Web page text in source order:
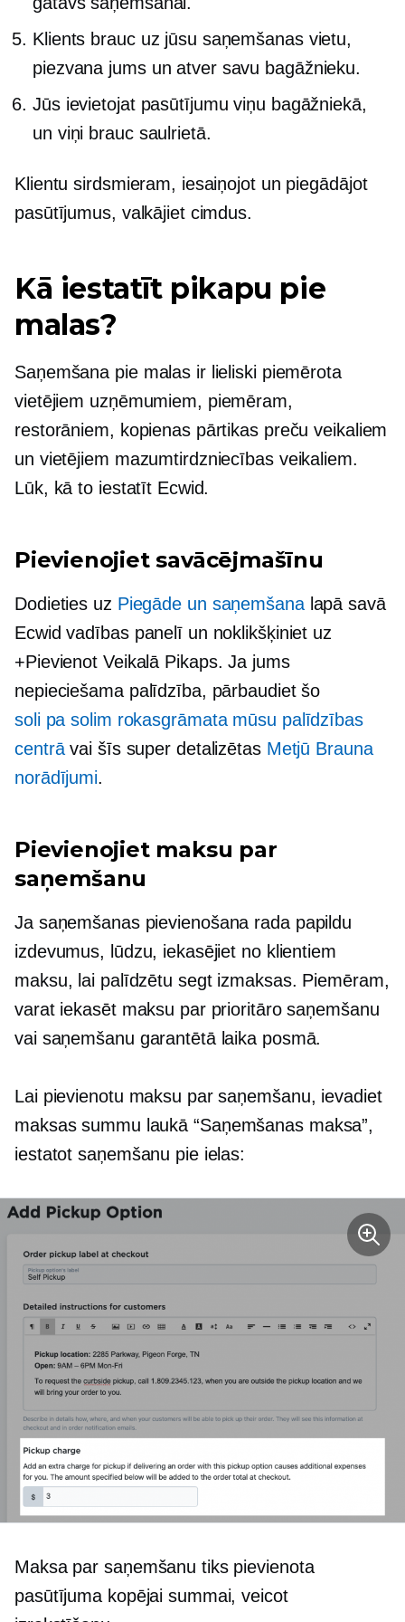
Klients brauc uz jūsu saņemšanas vietu,
piezvana jums un atver savu bagāžnieku.
Jūs ievietojat pasūtījumu viņu bagāžniekā,
un viņi brauc saulrietā.
Klientu sirdsmieram, iesaiņojot un piegādājot
pasūtījumus, valkājiet cimdus.
Kā iestatīt pikapu pie
malas?
Saņemšana pie malas ir lieliski piemērota
vietējiem uzņēmumiem, piemēram,
restorāniem, kopienas pārtikas preču veikaliem
un vietējiem mazumtirdzniecības veikaliem.
Lūk, kā to iestatīt Ecwid.
Pievienojiet savācējmašīnu
Dodieties uz Piegāde un saņemšanalapā savā
Ecwid vadības panelī un noklikšķiniet uz
+Pievienot Veikalā Pikaps. Ja jums
nepieciešama palīdzība, pārbaudiet šo
soli pa solim rokasgrāmata mūsu palīdzības
centrāvai šīs super detalizētas Metjū Brauna
norādījumi.
Pievienojiet maksu par
saņemšanu
Ja saņemšanas pievienošana rada papildu
izdevumus, lūdzu, iekasējiet no klientiem
maksu, lai palīdzētu segt izmaksas. Piemēram,
varat iekasēt maksu par prioritāro saņemšanu
vai saņemšanu garantētā laika posmā.
Lai pievienotu maksu par saņemšanu, ievadiet
maksas summu laukā “Saņemšanas maksa”,
iestatot saņemšanu pie ielas:
Maksa par saņemšanu tiks pievienota
pasūtījuma kopējai summai, veicot